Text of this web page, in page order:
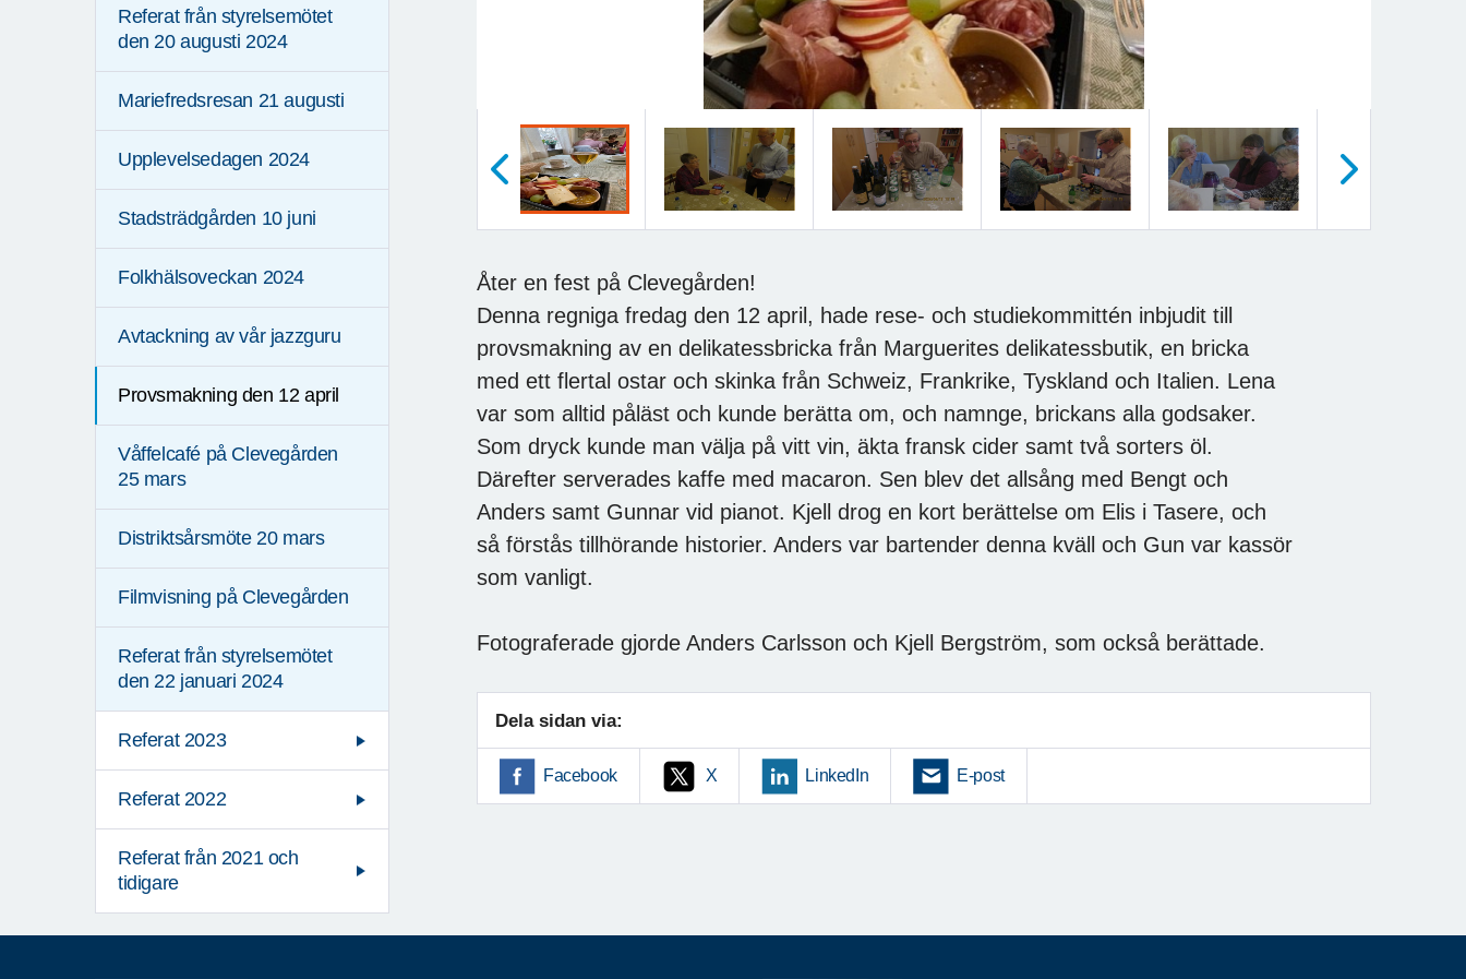
Referat från styrelsemötet
den 20 augusti 2024
Mariefredsresan 21 augusti
Upplevelsedagen 2024
Stadsträdgården 10 juni
Folkhälsoveckan 2024
Avtackning av vår jazzguru
Provsmakning den 12 april
Våffelcafé på Clevegården
25 mars
Distriktsårsmöte 20 mars
Filmvisning på Clevegården
Referat från styrelsemötet
den 22 januari 2024
Referat 2023
Referat 2022
Referat från 2021 och
tidigare
Åter en fest på Clevegården!
Denna regniga fredag den 12 april, hade rese- och studiekommittén inbjudit till
provsmakning av en delikatessbricka från Marguerites delikatessbutik, en bricka
med ett flertal ostar och skinka från Schweiz, Frankrike, Tyskland och Italien. Lena
var som alltid påläst och kunde berätta om, och namnge, brickans alla godsaker.
Som dryck kunde man välja på vitt vin, äkta fransk cider samt två sorters öl.
Därefter serverades kaffe med macaron. Sen blev det allsång med Bengt och
Anders samt Gunnar vid pianot. Kjell drog en kort berättelse om Elis i Tasere, och
så förstås tillhörande historier. Anders var bartender denna kväll och Gun var kassör
som vanligt.
Fotograferade gjorde Anders Carlsson och Kjell Bergström, som också berättade.
Dela sidan via:
Facebook X LinkedIn E-post